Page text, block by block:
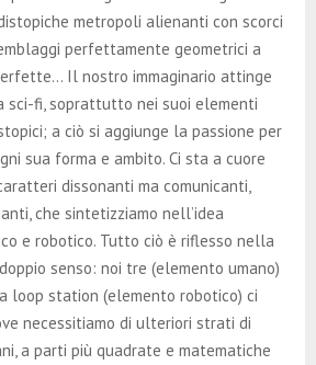
metropoli alienanti con scorci
perfettamente geometrici a
Il nostro immaginario attinge
sci-fi, soprattutto nei suoi elementi
a ciò si aggiunge la passione per
sua forma e ambito. Ci sta a cuore
dissonanti ma comunicanti,
che sintetizziamo nell’idea
e robotico. Tutto ciò è riflesso nella
senso: noi tre (elemento umano)
loop station (elemento robotico) ci
necessitiamo di ulteriori strati di
a parti più quadrate e matematiche